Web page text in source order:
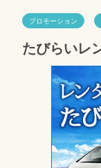
プロモーション
たびらいレ